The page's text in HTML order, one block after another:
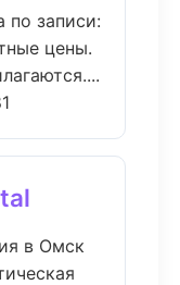
по записи:
цены.
в Омск